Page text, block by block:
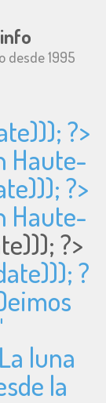
desde 1995
?>
Haute-
?>
Haute-
?>
?
luna
la